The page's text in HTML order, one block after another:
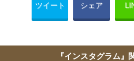
ツイート シェア
『インスタグラム』